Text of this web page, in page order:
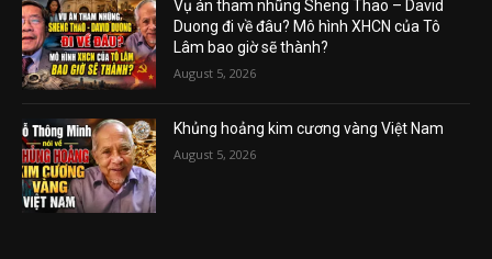
Vụ án tham nhũng Sheng Thao – David
Duong đi về đâu? Mô hình XHCN của Tô
Lâm bao giờ sẽ thành?
August 5, 2026
Khủng hoảng kim cương vàng Việt Nam
August 5, 2026